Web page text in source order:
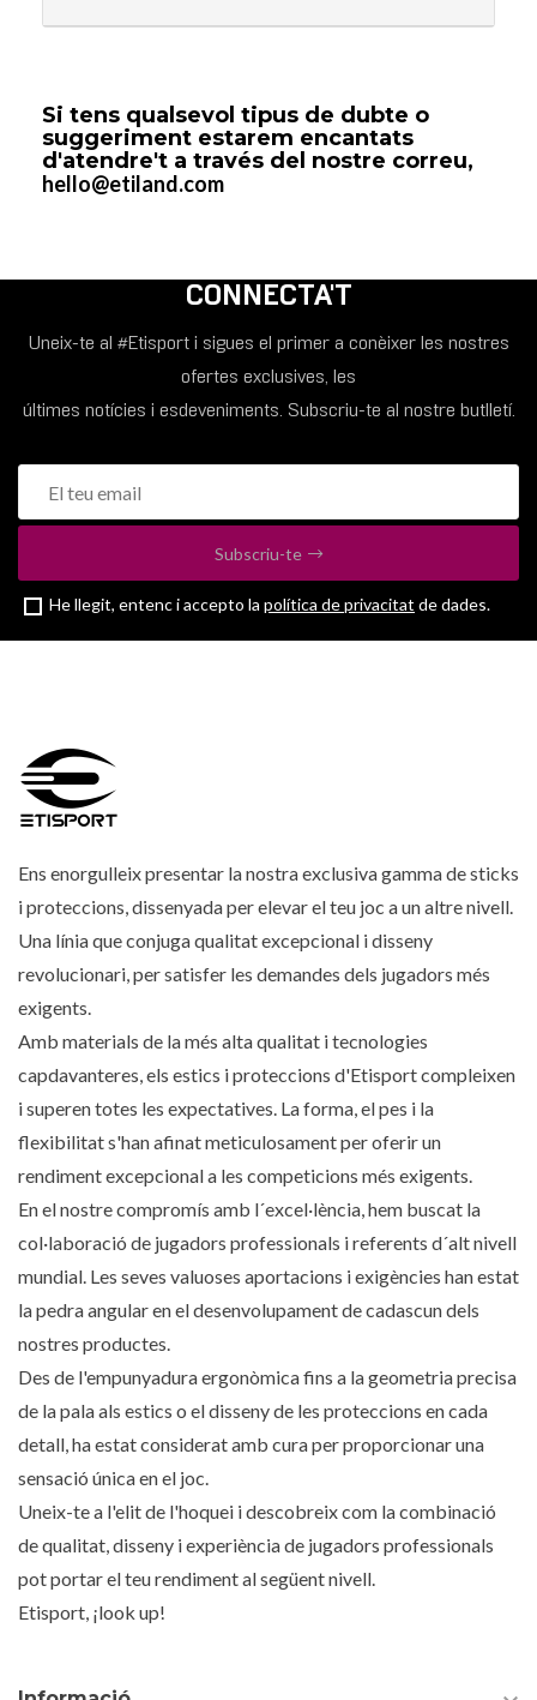
Si tens qualsevol tipus de dubte o
suggeriment estarem encantats
d'atendre't a través del nostre correu,
hello@etiland.com
CONNECTA'T
Uneix-te al #Etisport i sigues el primer a conèixer les nostres
ofertes exclusives, les
últimes notícies i esdeveniments. Subscriu-te al nostre butlletí.
Subscriu-te
He llegit, entenc i accepto la política de privacitat de dades.
Ens enorgulleix presentar la nostra exclusiva gamma de sticks
i proteccions, dissenyada per elevar el teu joc a un altre nivell.
Una línia que conjuga qualitat excepcional i disseny
revolucionari, per satisfer les demandes dels jugadors més
exigents.
Amb materials de la més alta qualitat i tecnologies
capdavanteres, els estics i proteccions d'Etisport compleixen
i superen totes les expectatives. La forma, el pes i la
flexibilitat s'han afinat meticulosament per oferir un
rendiment excepcional a les competicions més exigents.
En el nostre compromís amb l´excel·lència, hem buscat la
col·laboració de jugadors professionals i referents d´alt nivell
mundial. Les seves valuoses aportacions i exigències han estat
la pedra angular en el desenvolupament de cadascun dels
nostres productes.
Des de l'empunyadura ergonòmica fins a la geometria precisa
de la pala als estics o el disseny de les proteccions en cada
detall, ha estat considerat amb cura per proporcionar una
sensació única en el joc.
Uneix-te a l'elit de l'hoquei i descobreix com la combinació
de qualitat, disseny i experiència de jugadors professionals
pot portar el teu rendiment al següent nivell.
Etisport, ¡look up!